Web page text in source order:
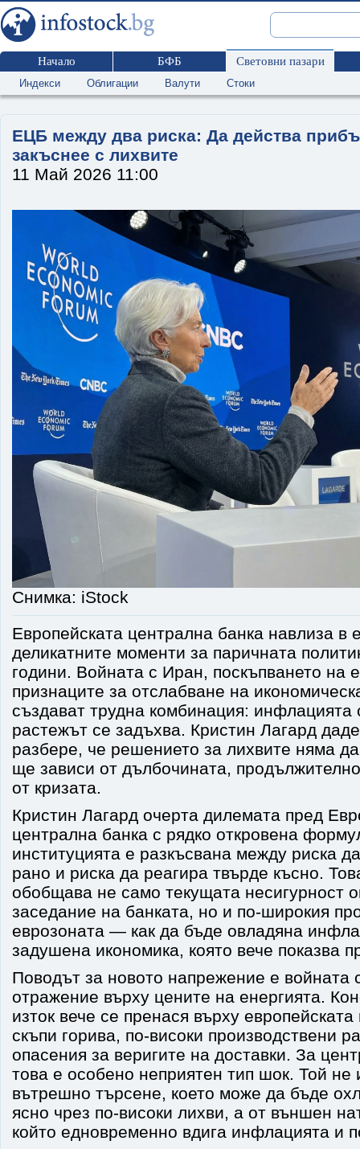
Начало БФБ Световни пазари
Индекси Облигации Валути Стоки
ЕЦБ между два риска: Да действа
закъснее с лихвите
11 Май 2026 11:00
Снимка: iStock
Европейската централна банка навлиза в
деликатните моменти за паричната
години. Войната с Иран, поскъпването на
признаците за отслабване на
създават трудна комбинация: инфлацията
растежът се задъхва. Кристин Лагард
разбере, че решението за лихвите няма
ще зависи от дълбочината,
от кризата.
Кристин Лагард очерта дилемата пред
централна банка с рядко откровена
институцията е разкъсвана между риска
рано и риска да реагира твърде късно.
обобщава не само текущата несигурност
заседание на банката, но и по-широкия
еврозоната — как да бъде овладяна
задушена икономика, която вече показва
Поводът за новото напрежение е войната
отражение върху цените на енергията.
изток вече се пренася върху
скъпи горива, по-високи производствени
опасения за веригите на доставки. За
това е особено неприятен тип шок. Той не
вътрешно търсене, което може да бъде
ясно чрез по-високи лихви, а от външен
който едновременно вдига инфлацията и